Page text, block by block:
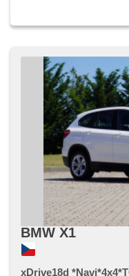
BMW X1
xDrive18d